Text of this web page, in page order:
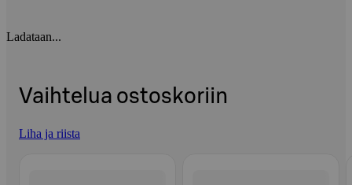
Ladataan...
Vaihtelua ostoskoriin
Liha ja riista